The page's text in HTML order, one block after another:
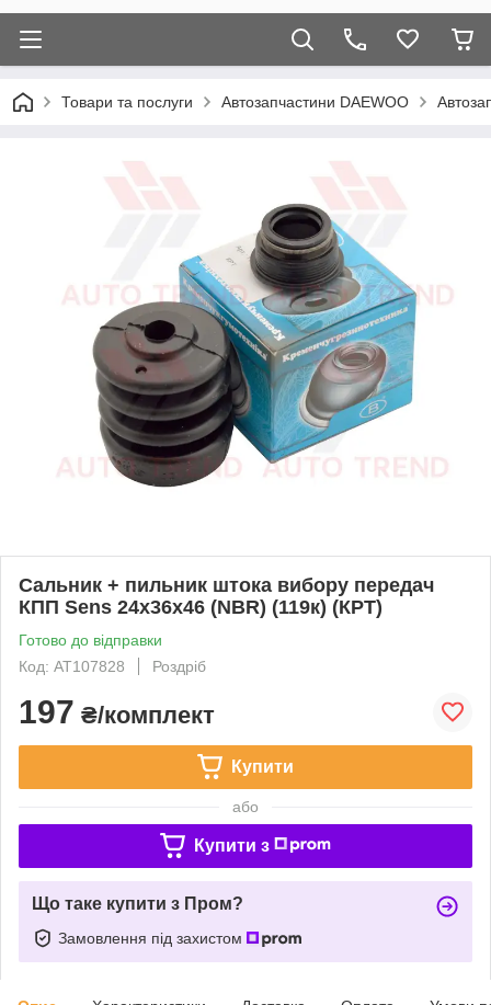
Товари та послуги Автозапчастини DAEWOO
Сальник + пильник штока вибору передач
КПП Sens 24x36x46 (NBR) (119к) (КРТ)
Готово до відправки
Код: AT107828
Роздріб
197 ₴/комплект
Купити
або
Купити з
Що таке купити з Пром?
Замовлення під захистом